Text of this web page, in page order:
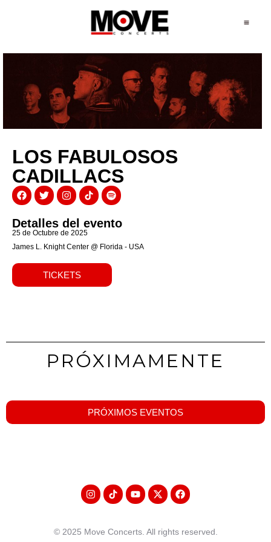
LOS FABULOSOS
CADILLACS
Detalles del evento
25 de Octubre de 2025
James L. Knight Center @ Florida - USA
TICKETS
PRÓXIMAMENTE
PRÓXIMOS EVENTOS
© 2025 Move Concerts. All rights reserved.